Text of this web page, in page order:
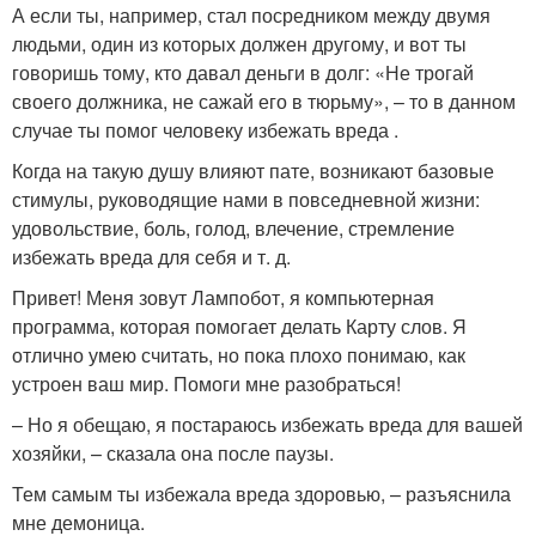
А если ты, например, стал посредником между двумя
людьми, один из которых должен другому, и вот ты
говоришь тому, кто давал деньги в долг: «Не трогай
своего должника, не сажай его в тюрьму», – то в данном
случае ты помог человеку избежать вреда .
Когда на такую душу влияют пате, возникают базовые
стимулы, руководящие нами в повседневной жизни:
удовольствие, боль, голод, влечение, стремление
избежать вреда для себя и т. д.
Привет! Меня зовут Лампобот, я компьютерная
программа, которая помогает делать Карту слов. Я
отлично умею считать, но пока плохо понимаю, как
устроен ваш мир. Помоги мне разобраться!
– Но я обещаю, я постараюсь избежать вреда для вашей
хозяйки, – сказала она после паузы.
Тем самым ты избежала вреда здоровью, – разъяснила
мне демоница.